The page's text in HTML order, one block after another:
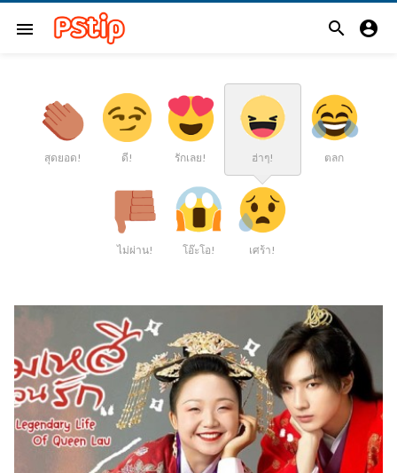
menu  
สุดยอด! ดี! รักเลย! ฮ่าๆ! ตลก
ไม่ผ่าน! โอ๊ะโอ! เศร้า!